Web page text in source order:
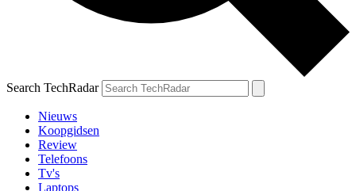
Search TechRadar
Nieuws
Koopgidsen
Review
Telefoons
Tv's
Laptops